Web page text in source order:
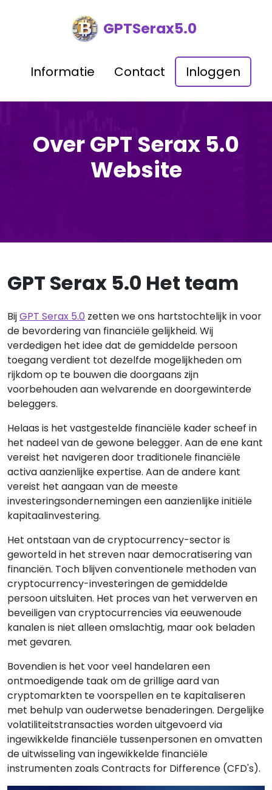
GPTSerax5.0
Informatie Contact Inloggen
Over GPT Serax 5.0
Website
GPT Serax 5.0 Het team
BijGPT Serax 5.0 zetten we ons hartstochtelijk in voor
de bevordering van financiële gelijkheid. Wij
verdedigen het idee dat de gemiddelde persoon
toegang verdient tot dezelfde mogelijkheden om
rijkdom op te bouwen die doorgaans zijn
voorbehouden aan welvarende en doorgewinterde
beleggers.
Helaas is het vastgestelde financiële kader scheef in
het nadeel van de gewone belegger. Aan de ene kant
vereist het navigeren door traditionele financiële
activa aanzienlijke expertise. Aan de andere kant
vereist het aangaan van de meeste
investeringsondernemingen een aanzienlijke initiële
kapitaalinvestering.
Het ontstaan van de cryptocurrency-sector is
geworteld in het streven naar democratisering van
financiën. Toch blijven conventionele methoden van
cryptocurrency-investeringen de gemiddelde
persoon uitsluiten. Het proces van het verwerven en
beveiligen van cryptocurrencies via eeuwenoude
kanalen is niet alleen omslachtig, maar ook beladen
met gevaren.
Bovendien is het voor veel handelaren een
ontmoedigende taak om de grillige aard van
cryptomarkten te voorspellen en te kapitaliseren
met behulp van ouderwetse benaderingen. Dergelijke
volatiliteitstransacties worden uitgevoerd via
ingewikkelde financiële tussenpersonen en omvatten
de uitwisseling van ingewikkelde financiële
instrumenten zoals Contracts for Difference (CFD's).